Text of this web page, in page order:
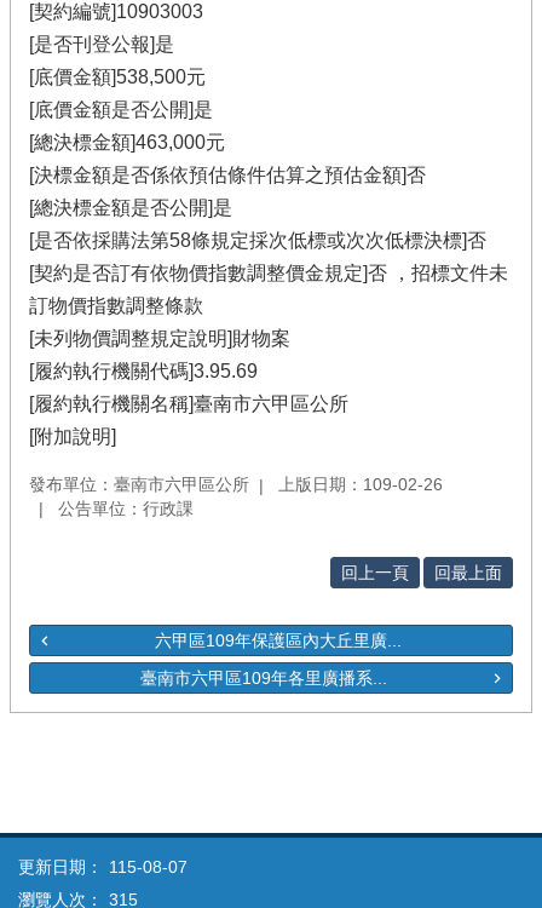
[契約編號]10903003
[是否刊登公報]是
[底價金額]538,500元
[底價金額是否公開]是
[總決標金額]463,000元
[決標金額是否係依預估條件估算之預估金額]否
[總決標金額是否公開]是
[是否依採購法第58條規定採次低標或次次低標決標]否
[契約是否訂有依物價指數調整價金規定]否 ，招標文件未
訂物價指數調整條款
[未列物價調整規定說明]財物案
[履約執行機關代碼]3.95.69
[履約執行機關名稱]臺南市六甲區公所
[附加說明]
發布單位：臺南市六甲區公所
上版日期：109-02-26
公告單位：行政課
回上一頁 回最上面
六甲區109年保護區內大丘里廣...
臺南市六甲區109年各里廣播系...
更新日期：
115-08-07
瀏覽人次：
315